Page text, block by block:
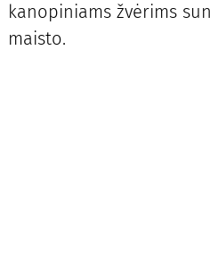
kanopiniams žvėrims
maisto.